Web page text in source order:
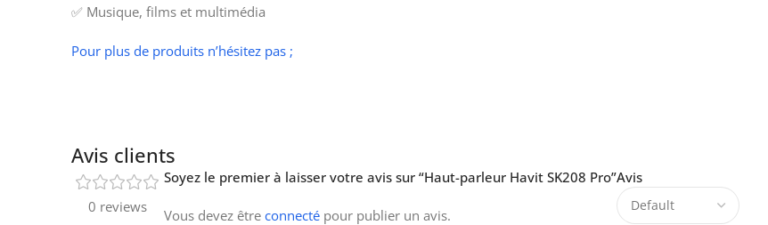
✅ Musique, films et multimédia
Pour plus de produits n’hésitez pas ;
Avis clients
0 reviews
Avis
Soyez le premier à laisser votre avis sur “Haut-parleur Havit SK208 Pro”
Vous devez être connecté pour publier un avis.